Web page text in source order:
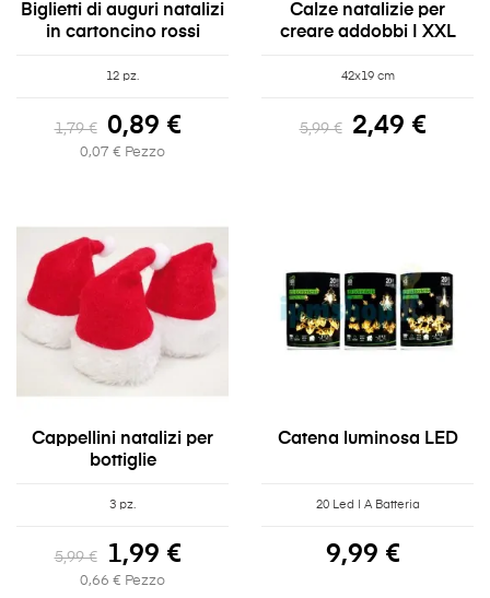
Biglietti di auguri natalizi
in cartoncino rossi
12 pz.
1,79 € 0,89 €
0,07 € Pezzo
Calze natalizie per
creare addobbi | XXL
42x19 cm
5,99 € 2,49 €
Cappellini natalizi per
bottiglie
3 pz.
5,99 € 1,99 €
0,66 € Pezzo
Catena luminosa LED
20 Led | A Batteria
9,99 €